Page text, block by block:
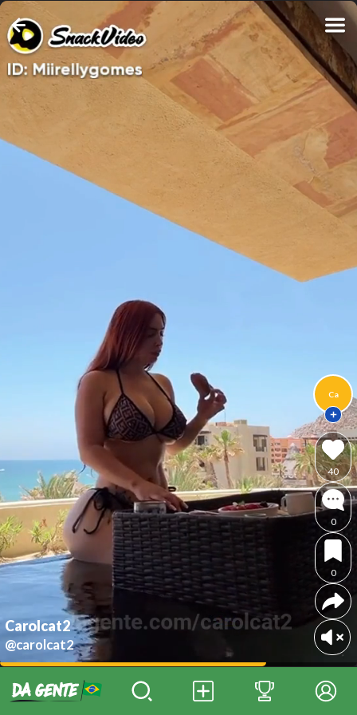
Carolcat2
@carolcat2
Ca
40
0
0